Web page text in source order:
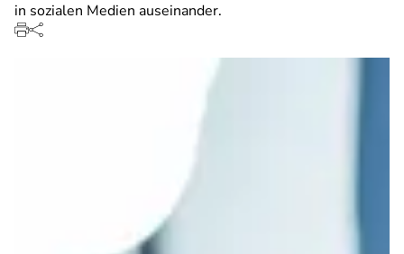
in sozialen Medien auseinander.